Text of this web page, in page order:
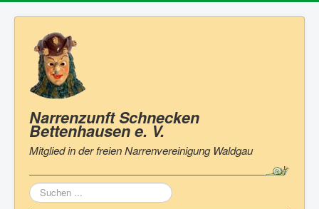
Narrenzunft Schnecken
Bettenhausene. V.
Mitglied in der freien Narrenvereinigung Waldgau
Suchen
...